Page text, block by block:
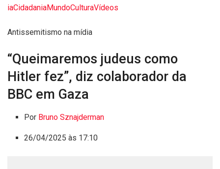
iaCidadaniaMundoCulturaVídeos
Antissemitismo na mídia
“Queimaremos judeus como
Hitler fez”, diz colaborador da
BBC em Gaza
Por Bruno Sznajderman
26/04/2025 às 17:10